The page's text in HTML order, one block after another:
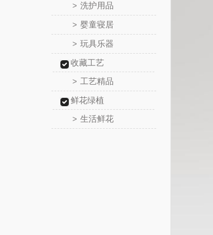
> 洗护用品
> 婴童寝居
> 玩具乐器
收藏工艺
> 工艺精品
鲜花绿植
> 生活鲜花